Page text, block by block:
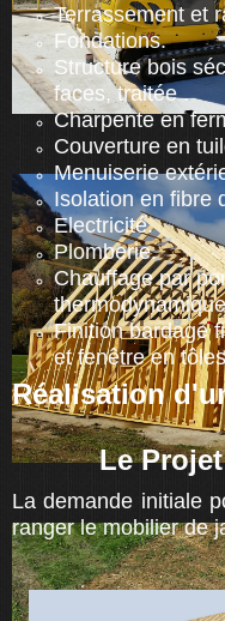
Terrassement et
Fondations.
Structure bois
faces, traitée .
Charpente en
Couverture en
Menuiserie
Isolation en fibre
Electricité.
Plomberie.
Chauffage par
Finition bardage
et fenêtre en
Réalisation
Le
La demande initiale
ranger le mobilier de